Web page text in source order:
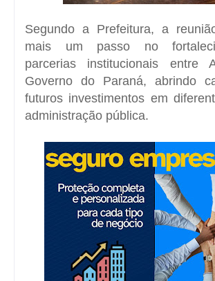
Segundo a Prefeitura, a
mais um passo no
parcerias institucionais entre
Governo do Paraná, abrindo
futuros investimentos em
administração pública.